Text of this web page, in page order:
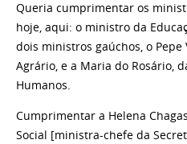
Queria cumprimentar os
hoje, aqui: o ministro da
dois ministros gaúchos, o
Agrário, e a Maria do Rosário,
Humanos.
Cumprimentar a Helena
Social [ministra-chefe da